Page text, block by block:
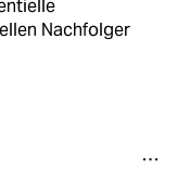
Nachfolger